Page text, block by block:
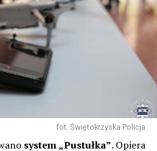
fot. Świętokrzyska Policja
system „Pustułka”. Opiera